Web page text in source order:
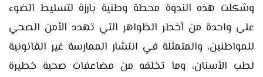
وشكلت هذه الندوة محطة وطنية بارزة لتسليط الضوء
على واحدة من أخطر الظواهر التي تهدد الأمن الصحي
للمواطنين، والمتمثلة في انتشار الممارسة غير القانونية
لطب الأسنان، وما تخلفه من مضاعفات صحية خطيرة